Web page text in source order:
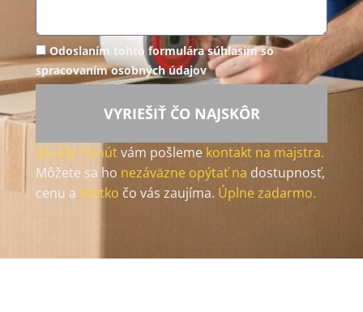
Odoslaním tohto formulára súhlasím so
spracovaním osobných údajov
VYRIEŠIŤ ČO NAJSKÔR
Do pár minútvám pošleme kontakt na majstra.
Môžete sa ho nezáväzne opýtať na dostupnosť,
cenu a všetko čo vás zaujíma. Úplne zadarmo.